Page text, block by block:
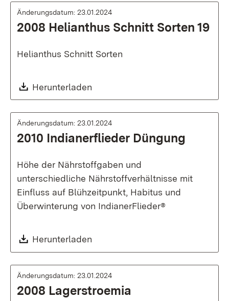
Änderungsdatum: 23.01.2024
2008 Helianthus Schnitt Sorten 19
Helianthus Schnitt Sorten
Download:
Herunterladen
Änderungsdatum: 23.01.2024
2010 Indianerflieder Düngung
Höhe der Nährstoffgaben und
unterschiedliche Nährstoffverhältnisse mit
Einfluss auf Blühzeitpunkt, Habitus und
Überwinterung von IndianerFlieder®
Download:
Herunterladen
Änderungsdatum: 23.01.2024
2008 Lagerstroemia